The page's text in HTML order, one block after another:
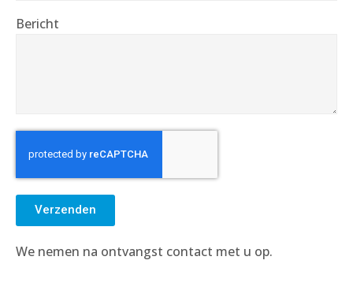
Bericht
Verzenden
We nemen na ontvangst contact met u op.